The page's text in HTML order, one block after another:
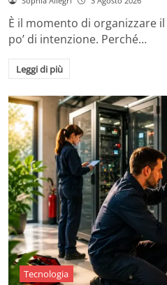
È il momento di organizzare
po’ di intenzione. Perché…
Leggi di più
Tecnologia